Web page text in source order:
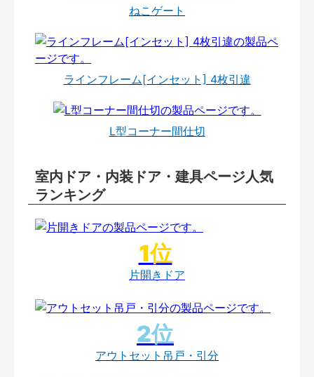
ねこゲート
ラインフレーム[インセット] 4枚引違
L型コーナー間仕切
室内ドア・内装ドア・建具ページ人気
ランキング
片開きドア
アウトセット吊戸・引分